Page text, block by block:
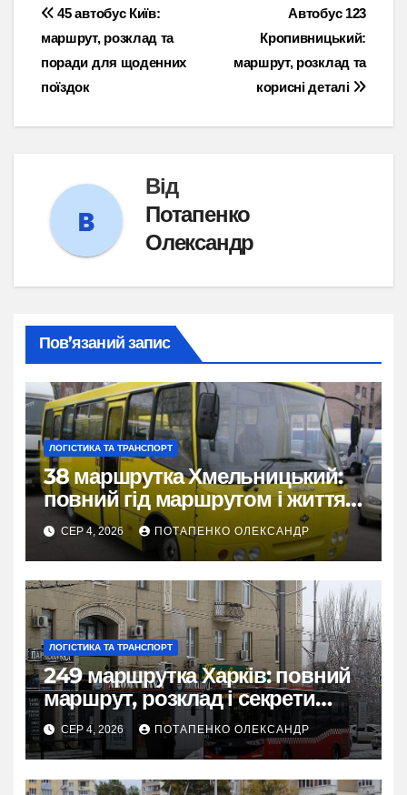
Навігація
записів
Автобус 123
Кропивницький:
маршрут, розклад та
корисні деталі
45 автобус Київ:
маршрут, розклад та
поради для щоденних
поїздок
Від
Потапенко
Олександр
Пов’язаний запис
ЛОГІСТИКА ТА ТРАНСПОРТ
38 маршрутка Хмельницький:
повний гід маршрутом і життям
міста
СЕР 4, 2026 ПОТАПЕНКО ОЛЕКСАНДР
ЛОГІСТИКА ТА ТРАНСПОРТ
249 маршрутка Харків: повний
маршрут, розклад і секрети
зручної поїздки
СЕР 4, 2026 ПОТАПЕНКО ОЛЕКСАНДР